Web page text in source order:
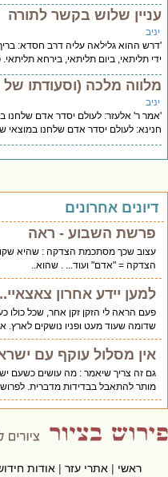
שלוש בקשר לתורה
ההוא גלילאה עליה דרב חסדא: בריך
תליתאי, ביום תליתאי, בירחא תליתאי.
מלכה (וסעודתו של
ר' אלעזר: לעולם יסדר אדם שלחנו
לעולם יסדר אדם שלחנו במוצאי
אחרונים
פרשת השבוע - ראה
עצוב שכך מסתכמת הצדקה : שהיא
הצדקה = "אדם" ועוד... . שהוא..
למען יידע אחרון צאצאיי.....
פעם הראה לי הזקן זקן אחר, שכל כולו
שדומה שעוד מעט ופניו נושקים לארץ.
אין מסלול עוקף עם ישראל
גם זה צריך שיאמר : מה עושים כשעם
מותר להתאבל בבדידות מדברית. לפרוש
ראשי|אתרי עזר|אודות חידוש